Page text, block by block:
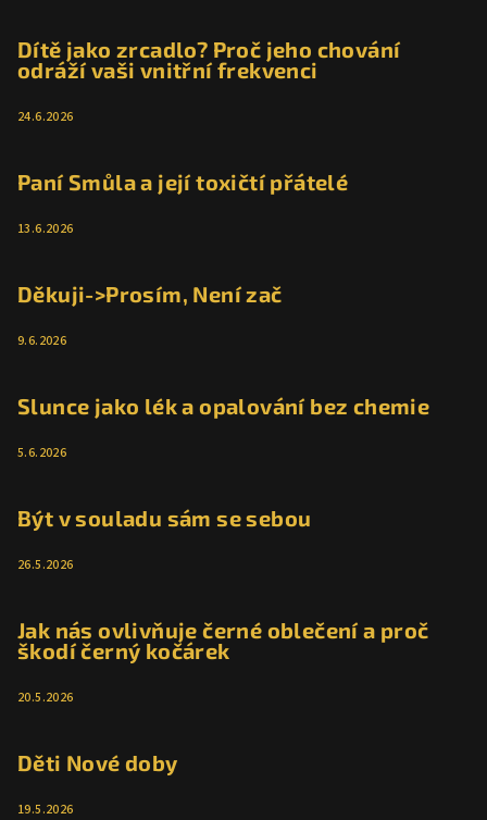
Dítě jako zrcadlo? Proč jeho chování
odráží vaši vnitřní frekvenci
24.6.2026
Paní Smůla a její toxičtí přátelé
13.6.2026
Děkuji->Prosím, Není zač
9.6.2026
Slunce jako lék a opalování bez chemie
5.6.2026
Být v souladu sám se sebou
26.5.2026
Jak nás ovlivňuje černé oblečení a proč
škodí černý kočárek
20.5.2026
Děti Nové doby
19.5.2026